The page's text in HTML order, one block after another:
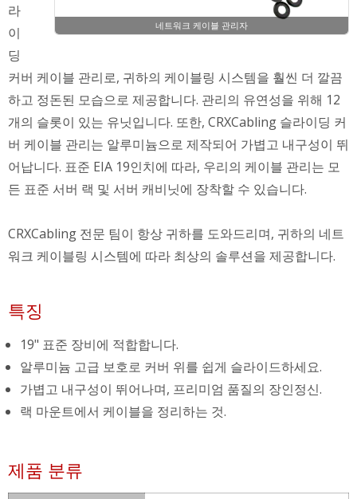
네트워크 케이블 관리자
라
이
딩
커버 케이블 관리로, 귀하의 케이블링 시스템을 훨씬 더 깔끔
하고 정돈된 모습으로 제공합니다. 관리의 유연성을 위해 12
개의 슬롯이 있는 유닛입니다. 또한, CRXCabling 슬라이딩 커
버 케이블 관리는 알루미늄으로 제작되어 가볍고 내구성이 뛰
어납니다. 표준 EIA 19인치에 따라, 우리의 케이블 관리는 모
든 표준 서버 랙 및 서버 캐비닛에 장착할 수 있습니다.
CRXCabling 전문 팀이 항상 귀하를 도와드리며, 귀하의 네트
워크 케이블링 시스템에 따라 최상의 솔루션을 제공합니다.
특징
19" 표준 장비에 적합합니다.
알루미늄 고급 보호로 커버 위를 쉽게 슬라이드하세요.
가볍고 내구성이 뛰어나며, 프리미엄 품질의 장인정신.
랙 마운트에서 케이블을 정리하는 것.
제품 분류